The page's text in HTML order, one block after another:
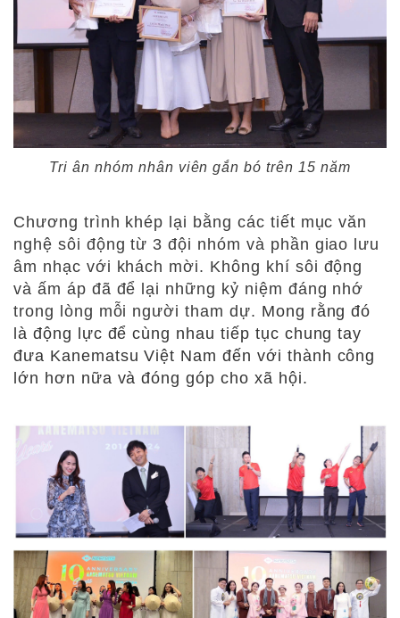
Tri ân nhóm nhân viên gắn bó trên 15 năm
Chương trình khép lại bằng các tiết mục văn
nghệ sôi độngtừ 3 đội nhóm và phần giao lưu
âm nhạc với khách mời. Không khí sôi động
và ấm áp đã để lại những kỷ niệm đáng nhớ
trong lòng mỗi người tham dự. Mong rằng đó
là động lực để cùng nhau tiếp tục chung tay
đưa Kanematsu Việt Namđến với thành công
lớn hơn nữa và đóng góp cho xã hội.